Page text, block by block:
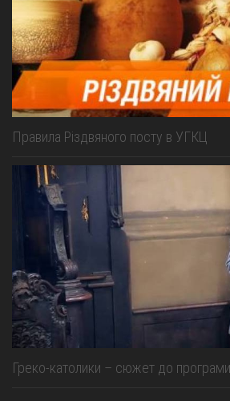
Правила Різдвяного посту в УГКЦ
Греко-католики – сюжет до програми